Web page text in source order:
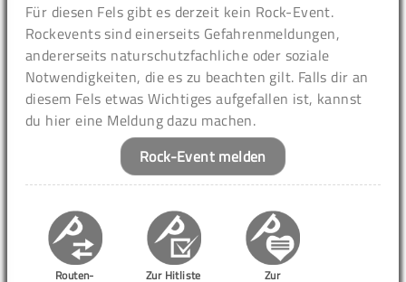
Für diesen Fels gibt es derzeit kein Rock-Event.
Rockevents sind einerseits Gefahrenmeldungen,
andererseits naturschutzfachliche oder soziale
Notwendigkeiten, die es zu beachten gilt. Falls dir an
diesem Fels etwas Wichtiges aufgefallen ist, kannst
du hier eine Meldung dazu machen.
Rock-Event melden
Routen-
Zur Hitliste
Zur